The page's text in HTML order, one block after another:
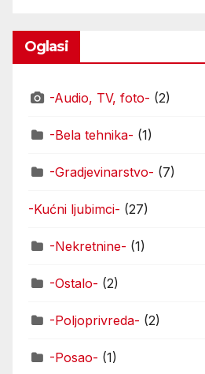
Oglasi
-Audio, TV, foto- (2)
-Bela tehnika- (1)
-Gradjevinarstvo- (7)
-Kućni ljubimci- (27)
-Nekretnine- (1)
-Ostalo- (2)
-Poljoprivreda- (2)
-Posao- (1)